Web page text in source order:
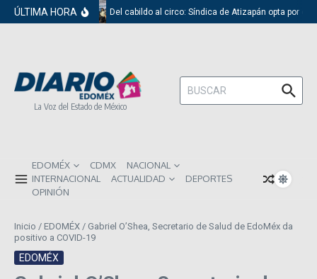
Saltar al contenido
ÚLTIMA HORA Del cabildo al circo: Síndica de Atizapán opta por el
La Voz del Estado de México
Buscar:
EDOMÉX CDMX
NACIONAL
INTERNACIONAL
ACTUALIDAD
DEPORTES
OPINIÓN
Inicio / EDOMÉX / Gabriel O’Shea, Secretario de Salud de EdoMéx da
positivo a COVID-19
EDOMÉX